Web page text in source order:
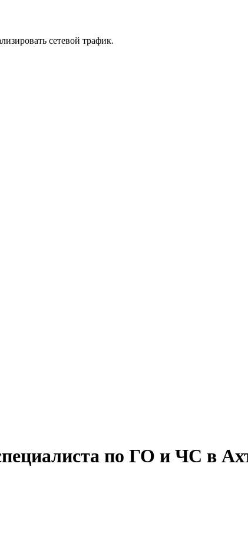
сетевой трафик.
по ГО и ЧС в